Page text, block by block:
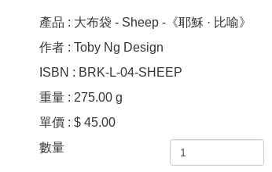
產品 : 大布袋 - Sheep -《耶穌 · 比喻》
作者 : Toby Ng Design
ISBN : BRK-L-04-SHEEP
重量 : 275.00 g
單價 : $ 45.00
數量